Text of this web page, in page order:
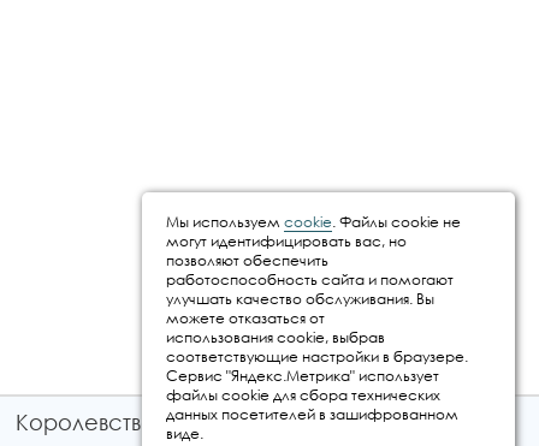
Королевство путешествий © 2026
Мы используем cookie. Файлы cookie не
могут идентифицировать вас, но
позволяют обеспечить
работоспособность сайта и помогают
улучшать качество обслуживания. Вы
можете отказаться от
использования cookie, выбрав
соответствующие настройки в браузере.
Сервис "Яндекс.Метрика" использует
файлы cookie для сбора технических
данных посетителей в зашифрованном
виде.